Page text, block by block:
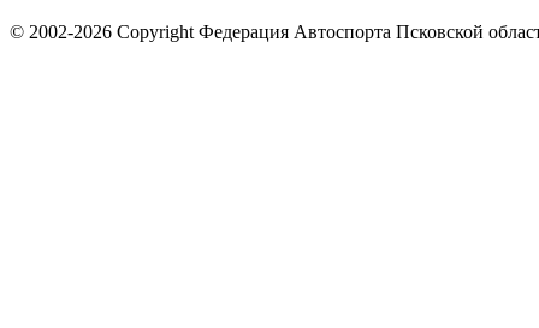
© 2002-2026 Copyright Федерация Автоспорта Псковской